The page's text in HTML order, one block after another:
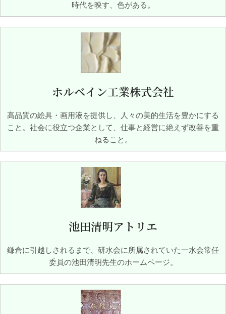
時代を映す、色がある。
ホルベイン工業株式会社
高品質の絵具・画用液を提供し、人々の美的生活を豊かにする
こと。社会に役立つ企業として、仕事と経営に絶えず改善を重
ねること。
池田清明アトリエ
鎌倉に引越しされるまで、研水会に所属されていた一水会常任
委員の池田清明先生のホームページ。